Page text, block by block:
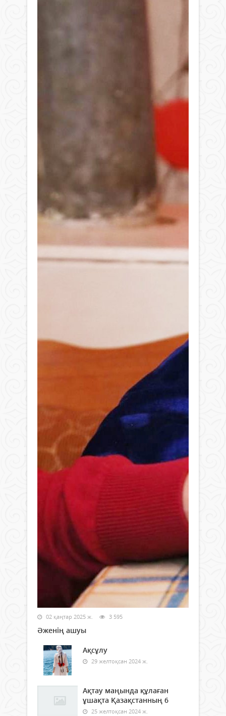
02 қаңтар 2025 ж. 3 595
Әженің ашуы
Ақсұлу
29 желтоқсан 2024 ж.
Ақтау маңында құлаған
ұшақта Қазақстанның 6
25 желтоқсан 2024 ж.